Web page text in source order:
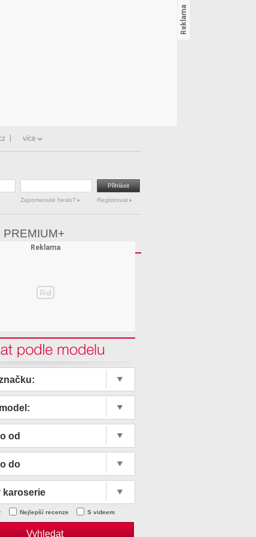
více
Zapomenuté heslo? Registrovat
PREMIUM+
podle modelu
od
do
karoserie
Nejlepší recenze S videem